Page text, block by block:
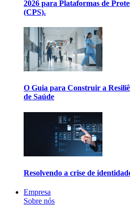
2026 para Plataformas de
(CPS).
O Guia para Construir a
de Saúde
Resolvendo a crise de
Empresa
Sobre nós